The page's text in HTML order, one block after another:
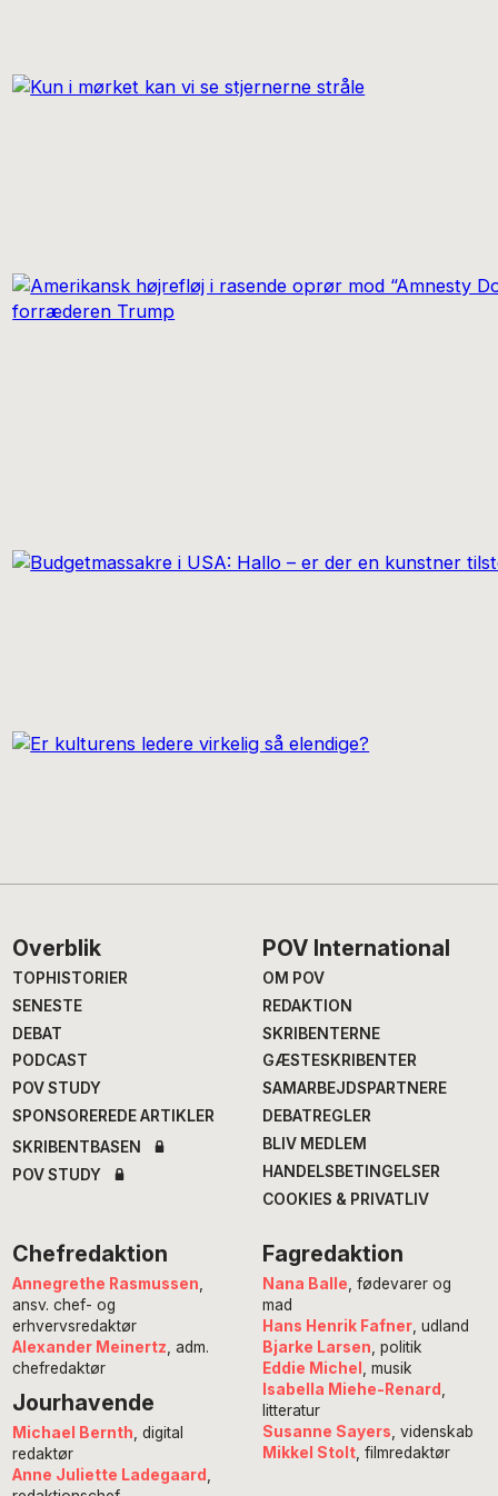
Footer
Overblik
TOPHISTORIER
SENESTE
DEBAT
PODCAST
POV STUDY
SPONSOREREDE ARTIKLER
SKRIBENTBASEN
POV STUDY
POV International
OM POV
REDAKTION
SKRIBENTERNE
GÆSTESKRIBENTER
SAMARBEJDSPARTNERE
DEBATREGLER
BLIV MEDLEM
HANDELSBETINGELSER
COOKIES & PRIVATLIV
Chefredaktion
Annegrethe Rasmussen
ansv. chef- og
erhvervsredaktør
Alexander Meinertz , adm.
chefredaktør
Jourhavende
Michael Bernth , digital
redaktør
Anne Juliette Ladegaard
Fagredaktion
Nana Balle , fødevarer og
mad
Hans Henrik Fafner, udland
Bjarke Larsen , politik
Eddie Michel
, musik
Isabella Miehe-Renard
litteratur
Susanne Sayers , videnskab
Mikkel Stolt, filmredaktør